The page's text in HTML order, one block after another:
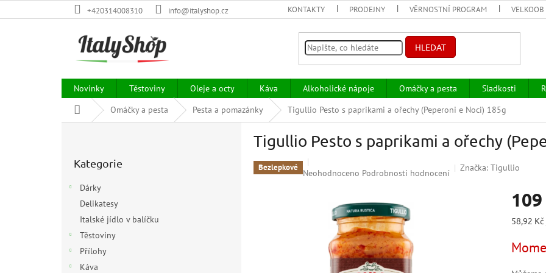
na
+420314008310 info@italyshop.cz KONTAKTY PRODEJNY VĚRNOSTNÍ PROGRAM
HLEDAT
Novinky Těstoviny Oleje a octy Káva Alkoholické nápoje Omáčky a pesta Sladkosti
Domů Omáčky a pesta Pesta a pomazánky Tigullio Pesto s paprikami a ořechy (Peperoni e Noci) 185g
kategorie
Kategorie
Dárky
Delikatesy
Italské jídlo v balíčku
Těstoviny
Přílohy
Káva
Tigullio Pesto s paprikami a ořechy
Bezlepkové Průměrné
hvězdiček.
Neohodnoceno Podrobnosti hodnocení
Značka: Tigullio
Měrná
58,92